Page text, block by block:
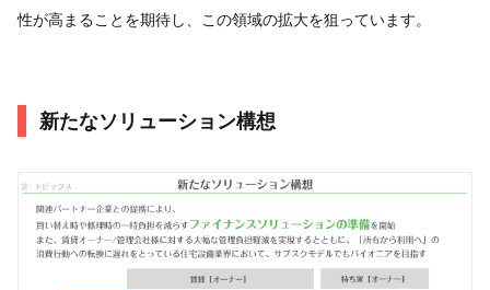
性が高まることを期待し、この領域の拡大を狙っています。
新たなソリューション構想